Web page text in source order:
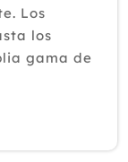
Los
los
gama de
este texto,